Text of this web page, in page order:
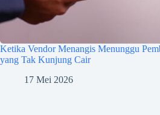
Ketika Vendor Menangis Menunggu
yang Tak Kunjung Cair
17 Mei 2026